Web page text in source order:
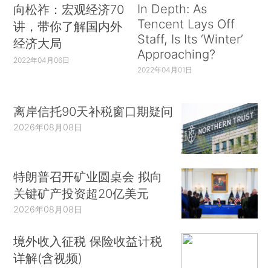
向松祚：宏观经济70
讲，带你了解国内外
经济大局
2022年04月06日
In Depth: As
Tencent Lays Off
Staff, Is Its ‘Winter’
Approaching?
2022年04月01日
离岸信托90天补税窗口期疑问
2026年08月08日
特朗普召开矿业圆桌会 拟向
关键矿产投资超20亿美元
2026年08月08日
境外收入征税 保险收益计税
详解(含视频)